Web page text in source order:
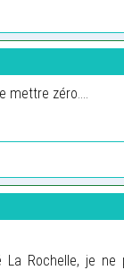
zéro....
Rochelle, je